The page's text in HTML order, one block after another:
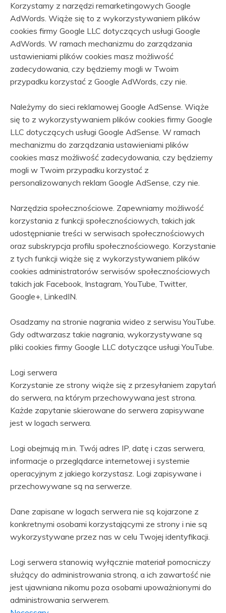
Korzystamy z narzędzi remarketingowych Google
AdWords. Wiąże się to z wykorzystywaniem plików
cookies firmy Google LLC dotyczących usługi Google
AdWords. W ramach mechanizmu do zarządzania
ustawieniami plików cookies masz możliwość
zadecydowania, czy będziemy mogli w Twoim
przypadku korzystać z Google AdWords, czy nie.
Należymy do sieci reklamowej Google AdSense. Wiąże
się to z wykorzystywaniem plików cookies firmy Google
LLC dotyczących usługi Google AdSense. W ramach
mechanizmu do zarządzania ustawieniami plików
cookies masz możliwość zadecydowania, czy będziemy
mogli w Twoim przypadku korzystać z
personalizowanych reklam Google AdSense, czy nie.
Narzędzia społecznościowe. Zapewniamy możliwość
korzystania z funkcji społecznościowych, takich jak
udostępnianie treści w serwisach społecznościowych
oraz subskrypcja profilu społecznościowego. Korzystanie
z tych funkcji wiąże się z wykorzystywaniem plików
cookies administratorów serwisów społecznościowych
takich jak Facebook, Instagram, YouTube, Twitter,
Google+, LinkedIN.
Osadzamy na stronie nagrania wideo z serwisu YouTube.
Gdy odtwarzasz takie nagrania, wykorzystywane są
pliki cookies firmy Google LLC dotyczące usługi YouTube.
Logi serwera
Korzystanie ze strony wiąże się z przesyłaniem zapytań
do serwera, na którym przechowywana jest strona.
Każde zapytanie skierowane do serwera zapisywane
jest w logach serwera.
Logi obejmują m.in. Twój adres IP, datę i czas serwera,
informacje o przeglądarce internetowej i systemie
operacyjnym z jakiego korzystasz. Logi zapisywane i
przechowywane są na serwerze.
Dane zapisane w logach serwera nie są kojarzone z
konkretnymi osobami korzystającymi ze strony i nie są
wykorzystywane przez nas w celu Twojej identyfikacji.
Logi serwera stanowią wyłącznie materiał pomocniczy
służący do administrowania stroną, a ich zawartość nie
jest ujawniana nikomu poza osobami upoważnionymi do
administrowania serwerem.